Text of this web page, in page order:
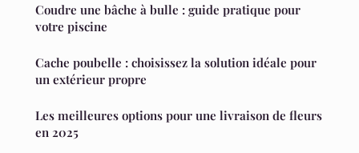
Coudre une bâche à bulle : guide pratique pour
votre piscine
Cache poubelle : choisissez la solution idéale pour
un extérieur propre
Les meilleures options pour une livraison de fleurs
en 2025